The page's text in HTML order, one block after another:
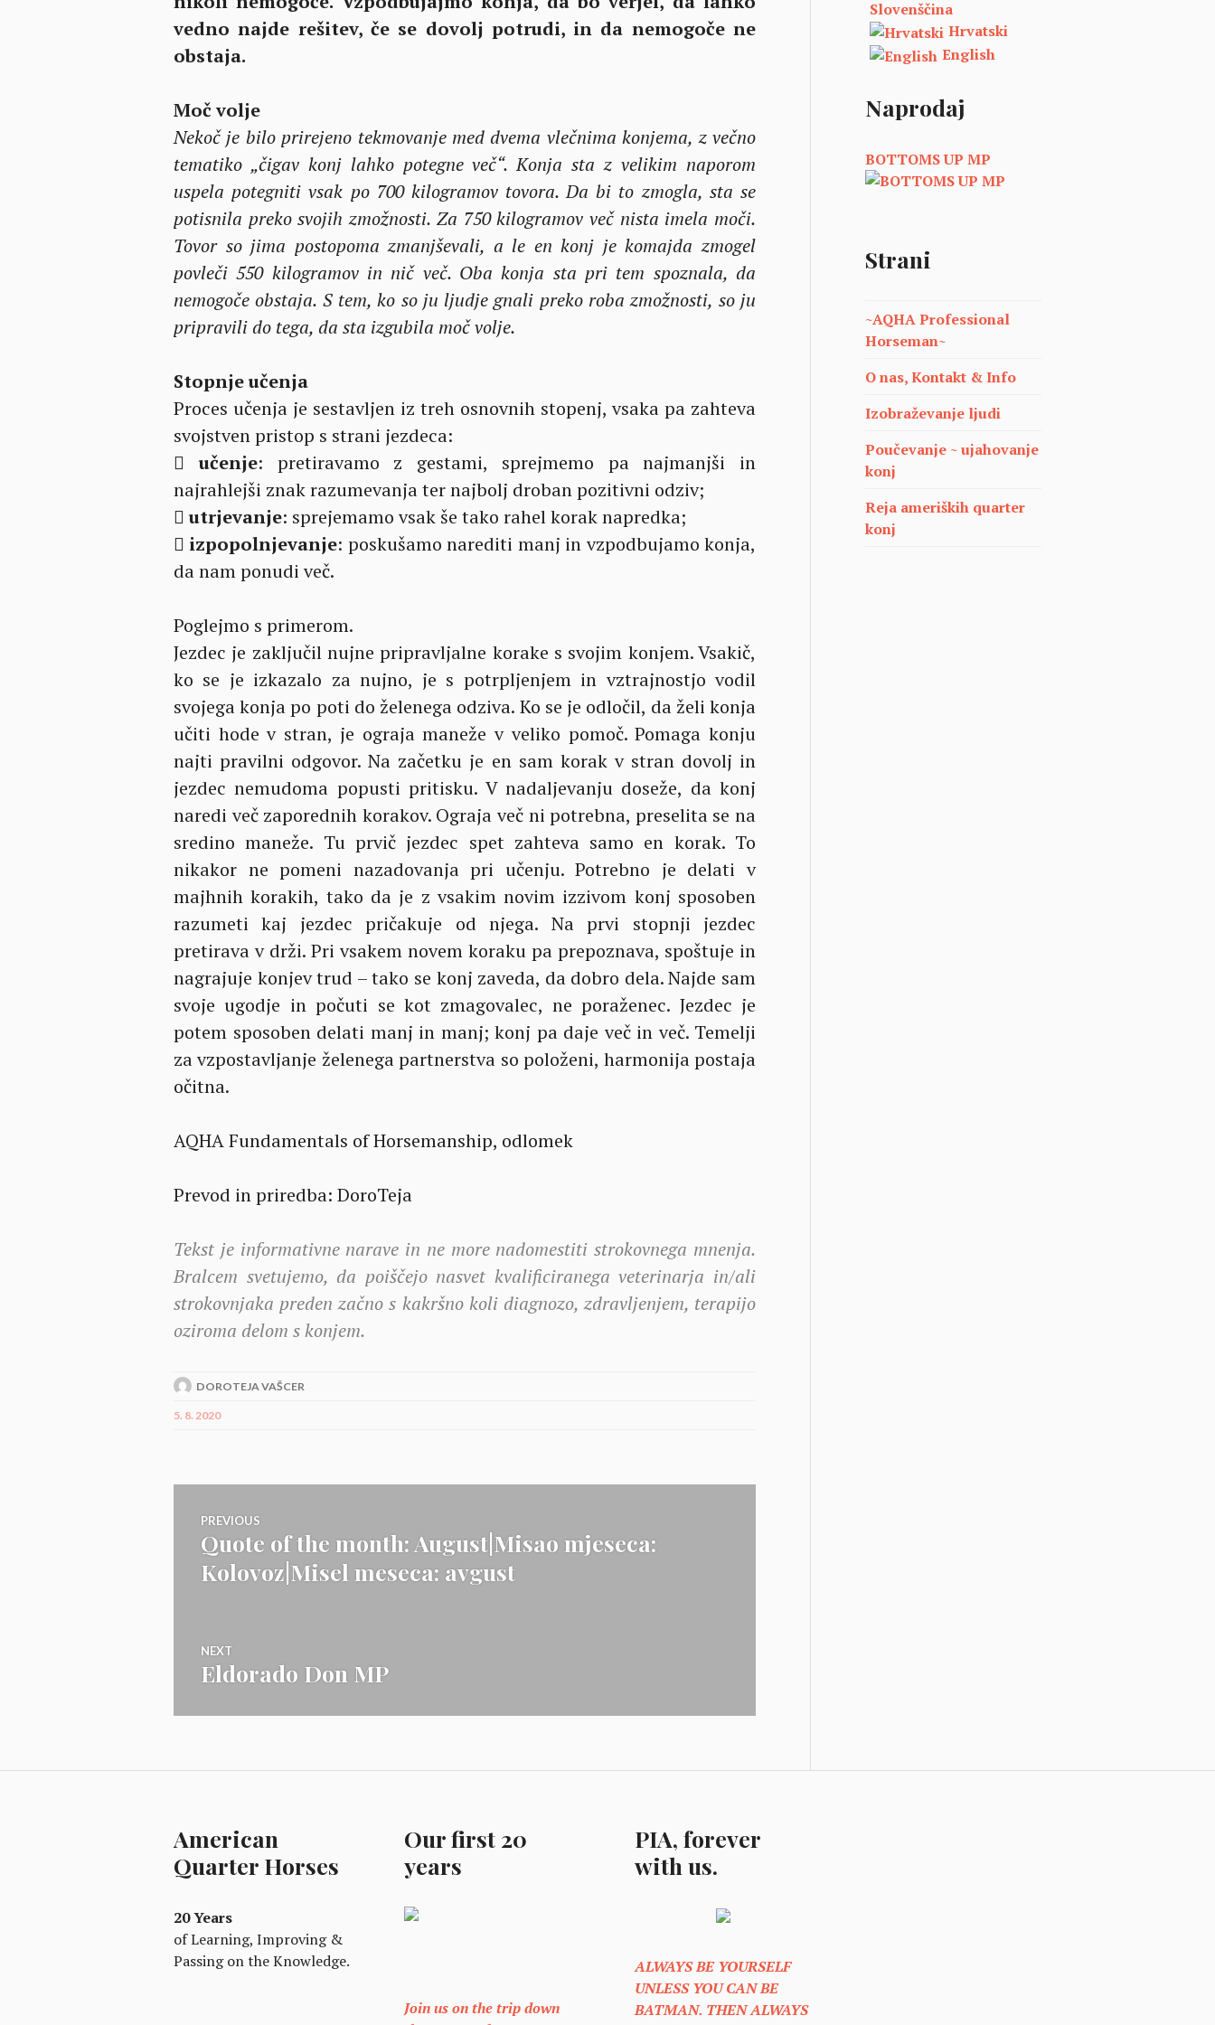
vedno najde rešitev, če se dovolj potrudi, in da nemogoče ne
obstaja.
Moč volje
Nekoč je bilo prirejeno tekmovanje med dvema vlečnima konjema, z večno
tematiko „čigav konj lahko potegne več“. Konja sta z velikim naporom
uspela potegniti vsak po 700 kilogramov tovora. Da bi to zmogla, sta se
potisnila preko svojih zmožnosti. Za 750 kilogramov več nista imela moči.
Tovor so jima postopoma zmanjševali, a le en konj je komajda zmogel
povleči 550 kilogramov in nič več. Oba konja sta pri tem spoznala, da
nemogoče obstaja. S tem, ko so ju ljudje gnali preko roba zmožnosti, so ju
pripravili do tega, da sta izgubila moč volje.
Stopnje učenja
Proces učenja je sestavljen iz treh osnovnih stopenj, vsaka pa zahteva
svojstven pristop s strani jezdeca:
učenje: pretiravamo z gestami, sprejmemo pa najmanjši in
najrahlejši znak razumevanja ter najbolj droban pozitivni odziv;
utrjevanje: sprejemamo vsak še tako rahel korak napredka;
 izpopolnjevanje: poskušamo narediti manj in vzpodbujamo konja,
da nam ponudi več.
Poglejmo s primerom.
Jezdec je zaključil nujne pripravljalne korake s svojim konjem. Vsakič,
ko se je izkazalo za nujno, je s potrpljenjem in vztrajnostjo vodil
svojega konja po poti do želenega odziva. Ko se je odločil, da želi konja
učiti hode v stran, je ograja maneže v veliko pomoč. Pomaga konju
najti pravilni odgovor. Na začetku je en sam korak v stran dovolj in
jezdec nemudoma popusti pritisku. V nadaljevanju doseže, da konj
naredi več zaporednih korakov. Ograja več ni potrebna, preselita se na
sredino maneže. Tu prvič jezdec spet zahteva samo en korak. To
nikakor ne pomeni nazadovanja pri učenju. Potrebno je delati v
majhnih korakih, tako da je z vsakim novim izzivom konj sposoben
razumeti kaj jezdec pričakuje od njega. Na prvi stopnji jezdec
pretirava v drži. Pri vsakem novem koraku pa prepoznava, spoštuje in
nagrajuje konjev trud – tako se konj zaveda, da dobro dela. Najde sam
svoje ugodje in počuti se kot zmagovalec, ne poraženec. Jezdec je
potem sposoben delati manj in manj; konj pa daje več in več. Temelji
za vzpostavljanje želenega partnerstva so položeni, harmonija postaja
očitna.
AQHA Fundamentals of Horsemanship, odlomek
Prevod in priredba: DoroTeja
Tekst je informativne narave in ne more nadomestiti strokovnega mnenja.
Bralcem svetujemo, da poiščejo nasvet kvalificiranega veterinarja in/ali
strokovnjaka preden začno s kakršno koli diagnozo, zdravljenjem, terapijo
oziroma delom s konjem.
DOROTEJA VAŠCER
5. 8. 2020
Navigacija
prispevka
PREVIOUS
Previous
post:
Quote of the month: August|Misao mjeseca:
Kolovoz|Misel meseca: avgust
NEXT
Next
Eldorado Don MP
Slovenščina
Hrvatski
English
Naprodaj
BOTTOMS UP MP
Strani
~AQHA Professional
Horseman~
O nas, Kontakt & Info
Izobraževanje ljudi
Poučevanje ~ ujahovanje
konj
Reja ameriških quarter
konj
American
Quarter Horses
20 Years
of Learning, Improving &
Passing on the Knowledge.
Our first 20
years
Join us on the trip down
PIA, forever
with us.
ALWAYS BE YOURSELF
UNLESS YOU CAN BE
BATMAN. THEN ALWAYS